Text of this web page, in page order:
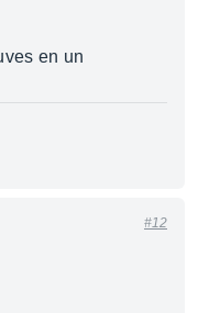
en un
#12